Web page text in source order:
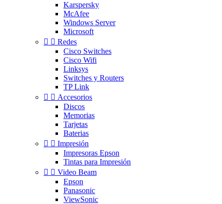
Karspersky
McAfee
Windows Server
Microsoft
  Redes
Cisco Switches
Cisco Wifi
Linksys
Switches y Routers
TP Link
  Accesorios
Discos
Memorias
Tarjetas
Baterias
  Impresión
Impresoras Epson
Tintas para Impresión
  Video Beam
Epson
Panasonic
ViewSonic